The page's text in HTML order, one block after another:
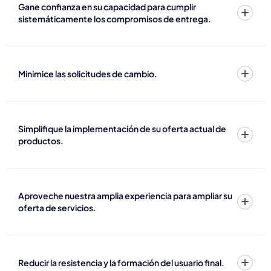
Gane confianza en su capacidad para cumplir
sistemáticamente los compromisos de entrega.
Minimice las solicitudes de cambio.
Simplifique la implementación de su oferta actual de
productos.
Aproveche nuestra amplia experiencia para ampliar su
oferta de servicios.
Reducir la resistencia y la formación del usuario final.